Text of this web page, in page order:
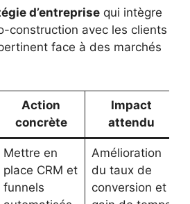
d’entreprise qui intègre
construction avec les clients
face à des marchés
Action
concrète
Impact
attendu
Mettre en
place CRM et
funnels
Amélioration
du taux de
conversion et